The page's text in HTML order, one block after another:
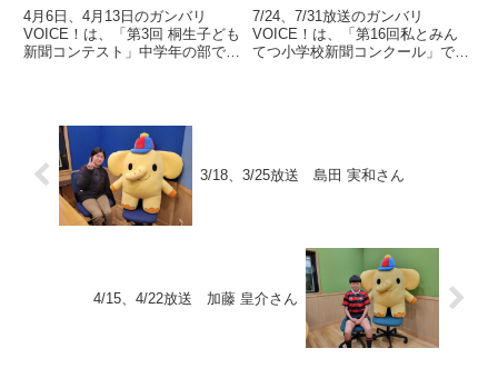
4月6日、4月13日のガンバリ
VOICE！は、「第3回 桐生子ども
新聞コンテスト」中学年の部で最
7/24、7/31放送のガンバリ
VOICE！は、「第16回私とみん
てつ小学校新聞コンクール」で最
3/18、3/25放送 島田 実和さん
4/15、4/22放送 加藤 皇介さん